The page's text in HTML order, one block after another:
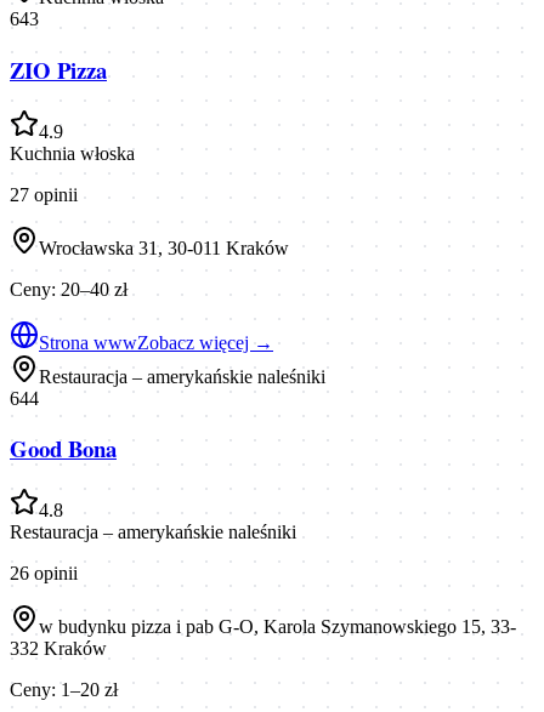
643
ZIO Pizza
4.9
Kuchnia włoska
27 opinii
Wrocławska 31, 30-011 Kraków
Ceny:20–40 zł
Strona wwwZobacz więcej →
Restauracja – amerykańskie naleśniki
644
Good Bona
4.8
Restauracja – amerykańskie naleśniki
26 opinii
w budynku pizza i pab G-O, Karola Szymanowskiego 15, 33-
332 Kraków
Ceny:1–20 zł